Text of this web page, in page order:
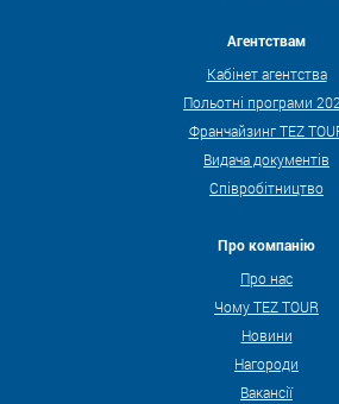
Агентствам
Кабінет агентства
Польотні програми
Франчайзинг TEZ
Видача документів
Співробітництво
Про компанію
Про нас
Чому TEZ TOUR
Новини
Нагороди
Вакансії